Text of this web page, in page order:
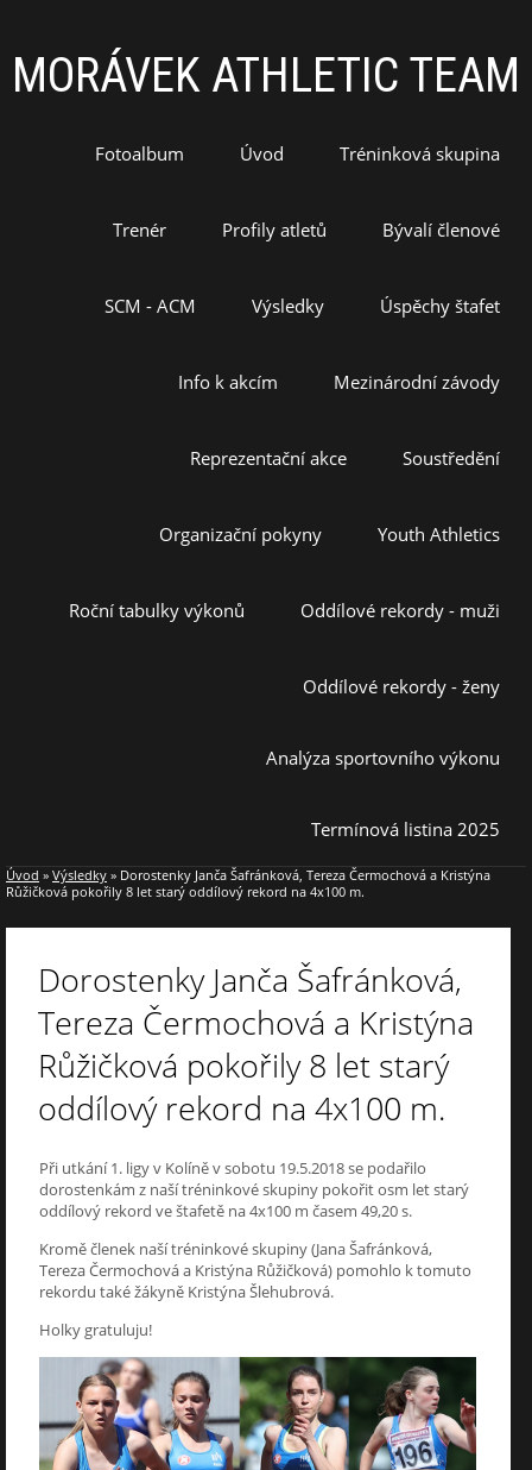
MORÁVEK ATHLETIC TEAM
Fotoalbum Úvod Tréninková skupina
Trenér Profily atletů Bývalí členové
SCM - ACM Výsledky Úspěchy štafet
Info k akcím Mezinárodní závody
Reprezentační akce Soustředění
Organizační pokyny Youth Athletics
Roční tabulky výkonů Oddílové rekordy - muži
Oddílové rekordy - ženy
Analýza sportovního výkonu
Termínová listina 2025
Úvod » Výsledky » Dorostenky Janča Šafránková, Tereza Čermochová a Kristýna
Růžičková pokořily 8 let starý oddílový rekord na 4x100 m.
Dorostenky Janča Šafránková,
Tereza Čermochová a Kristýna
Růžičková pokořily 8 let starý
oddílový rekord na 4x100 m.
Při utkání 1. ligy v Kolíně v sobotu 19.5.2018 se podařilo
dorostenkám z naší tréninkové skupiny pokořit osm let starý
oddílový rekord ve štafetě na 4x100 m časem 49,20 s.
Kromě členek naší tréninkové skupiny (Jana Šafránková,
Tereza Čermochová a Kristýna Růžičková) pomohlo k tomuto
rekordu také žákyně Kristýna Šlehubrová.
Holky gratuluju!